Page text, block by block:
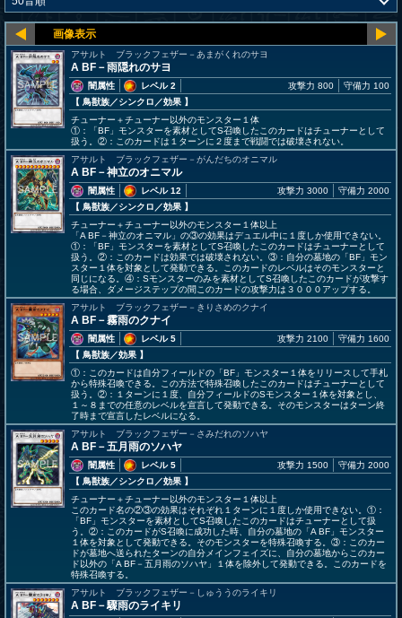
アサルト ブラックフェザー－あまがくれのサヨ
A BF－雨隠れのサヨ
闇属性
レベル 2
【 鳥獣族／シンクロ／効果 】
攻撃力 800 守備力 100
チューナー＋チューナー以外のモンスター１体
①：「BF」モンスターを素材としてS召喚したこのカードはチューナーとして
扱う。②：このカードは１ターンに２度まで戦闘では破壊されない。
アサルト ブラックフェザー－がんだちのオニマル
A BF－神立のオニマル
闇属性
レベル 12
【 鳥獣族／シンクロ／効果 】
攻撃力 3000 守備力 2000
チューナー＋チューナー以外のモンスター１体以上
「A BF－神立のオニマル」の③の効果はデュエル中に１度しか使用できない。
①：「BF」モンスターを素材としてS召喚したこのカードはチューナーとして
扱う。②：このカードは効果では破壊されない。③：自分の墓地の「BF」モン
スター１体を対象として発動できる。このカードのレベルはそのモンスターと
同じになる。④：Sモンスターのみを素材としてS召喚したこのカードが攻撃す
る場合、ダメージステップの間このカードの攻撃力は３０００アップする。
アサルト ブラックフェザー－きりさめのクナイ
A BF－霧雨のクナイ
闇属性
レベル 5
【 鳥獣族／効果 】
攻撃力 2100 守備力 1600
①：このカードは自分フィールドの「BF」モンスター１体をリリースして手札
から特殊召喚できる。この方法で特殊召喚したこのカードはチューナーとして
扱う。②：１ターンに１度、自分フィールドのSモンスター１体を対象とし、
１～８までの任意のレベルを宣言して発動できる。そのモンスターはターン終
了時まで宣言したレベルになる。
アサルト ブラックフェザー－さみだれのソハヤ
A BF－五月雨のソハヤ
闇属性
レベル 5
【 鳥獣族／シンクロ／効果 】
攻撃力 1500 守備力 2000
チューナー＋チューナー以外のモンスター１体以上
このカード名の②③の効果はそれぞれ１ターンに１度しか使用できない。①：
「BF」モンスターを素材としてS召喚したこのカードはチューナーとして扱
う。②：このカードがS召喚に成功した時、自分の墓地の「A BF」モンスター
１体を対象として発動できる。そのモンスターを特殊召喚する。③：このカー
ドが墓地へ送られたターンの自分メインフェイズに、自分の墓地からこのカー
ド以外の「A BF－五月雨のソハヤ」１体を除外して発動できる。このカードを
特殊召喚する。
アサルト ブラックフェザー－しゅううのライキリ
A BF－驟雨のライキリ